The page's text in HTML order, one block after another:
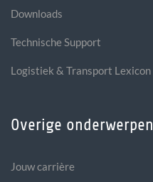
Downloads
Technische Support
Logistiek & Transport Lexicon
Overige onderwerpen
Jouw carrière